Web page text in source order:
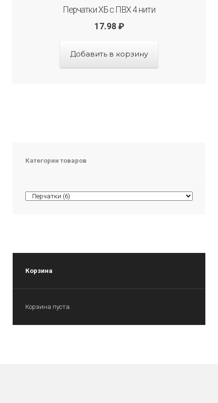
Перчатки ХБ с ПВХ 4 нити
17.98 ₽
Добавить в корзину
Категории товаров
Корзина
Корзина пуста.